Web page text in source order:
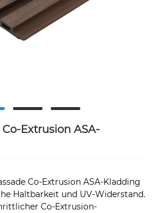
Extrusion ASA-
Co-Extrusion ASA-Kladding
Haltbarkeit und UV-Widerstand.
Co-Extrusion-